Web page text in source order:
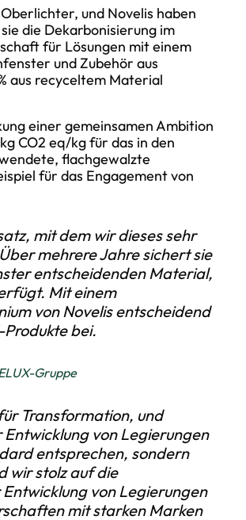
und Novelis haben
die Dekarbonisierung im
für Lösungen mit einem
und Zubehör aus
aus recyceltem Material
einer gemeinsamen Ambition
CO2 eq/kg für das in den
flachgewalzte
für das Engagement von
mit dem wir dieses sehr
mehrere Jahre sichert sie
entscheidenden Material,
Mit einem
von Novelis entscheidend
bei.
Gruppe
Transformation, und
von Legierungen
entsprechen, sondern
wir stolz auf die
von Legierungen
mit starken Marken